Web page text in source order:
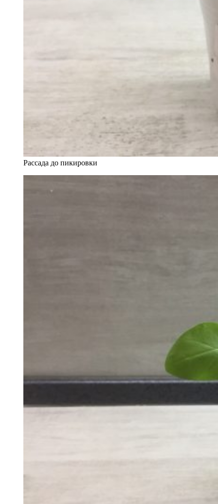
Рассада до пикировки